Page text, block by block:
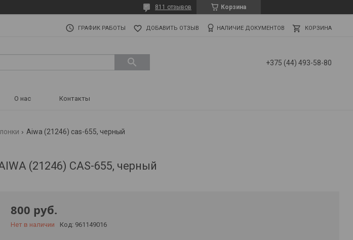
Корзина
811 отзывов
ГРАФИК РАБОТЫ ДОБАВИТЬ ОТЗЫВ НАЛИЧИЕ ДОКУМЕНТОВ КОРЗИНА
+375 (44) 493-58-80
О нас Контакты
Aiwa (21246) cas-655, черный
(21246) CAS-655, черный
800 руб.
Нет в наличии Код: 961149016